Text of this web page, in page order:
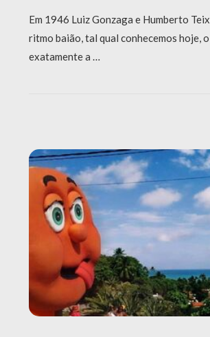
Em 1946 Luiz Gonzaga e Humberto
ritmo baião, tal qual conhecemos hoje,
exatamente a …